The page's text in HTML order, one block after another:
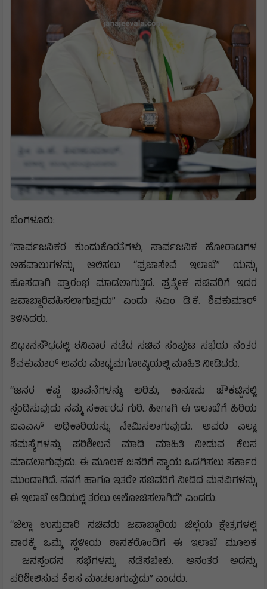
ಬೆಂಗಳೂರು:
“ಸಾರ್ವಜನಿಕರ ಕುಂದುಕೊರತೆಗಳು, ಸಾರ್ವಜನಿಕ ಹೋರಾಟಗಳ
ಅಹವಾಲುಗಳನ್ನು ಆಲಿಸಲು “ಪ್ರಜಾಸೇವೆ ಇಲಾಖೆ” ಯನ್ನು
ಹೊಸದಾಗಿ ಪ್ರಾರಂಭ ಮಾಡಲಾಗುತ್ತಿದೆ. ಪ್ರತ್ಯೇಕ ಸಚಿವರಿಗೆ ಇದರ
ಜವಾಬ್ದಾರಿವಹಿಸಲಾಗುವುದು” ಎಂದು ಸಿಎಂ ಡಿ.ಕೆ. ಶಿವಕುಮಾರ್
ತಿಳಿಸಿದರು.
ವಿಧಾನಸೌಧದಲ್ಲಿ ಶನಿವಾರ ನಡೆದ ಸಚಿವ ಸಂಪುಟ ಸಭೆಯ ನಂತರ
ಶಿವಕುಮಾರ್ ಅವರು ಮಾಧ್ಯಮಗೋಷ್ಠಿಯಲ್ಲಿ ಮಾಹಿತಿ ನೀಡಿದರು.
“ಜನರ ಕಷ್ಟ ಭಾವನೆಗಳನ್ನು ಅರಿತು, ಕಾನೂನು ಚೌಕಟ್ಟಿನಲ್ಲಿ
ಸ್ಪಂದಿಸುವುದು ನಮ್ಮ ಸರ್ಕಾರದ ಗುರಿ. ಹೀಗಾಗಿ ಈ ಇಲಾಖೆಗೆ ಹಿರಿಯ
ಐಎಎಸ್ ಅಧಿಕಾರಿಯನ್ನು ನೇಮಿಸಲಾಗುವುದು. ಅವರು ಎಲ್ಲಾ
ಸಮಸ್ಯೆಗಳನ್ನು ಪರಿಶೀಲನೆ ಮಾಡಿ ಮಾಹಿತಿ ನೀಡುವ ಕೆಲಸ
ಮಾಡಲಾಗುವುದು. ಈ ಮೂಲಕ ಜನರಿಗೆ ನ್ಯಾಯ ಒದಗಿಸಲು ಸರ್ಕಾರ
ಮುಂದಾಗಿದೆ. ನನಗೆ ಹಾಗೂ ಇತರೇ ಸಚಿವರಿಗೆ ನೀಡಿದ ಮನವಿಗಳನ್ನು
ಈ ಇಲಾಖೆ ಅಡಿಯಲ್ಲಿ ತರಲು ಆಲೋಚಿಸಲಾಗಿದೆ” ಎಂದರು.
“ಜಿಲ್ಲಾ ಉಸ್ತುವಾರಿ ಸಚಿವರು ಜವಾಬ್ದಾರಿಯ ಜಿಲ್ಲೆಯ ಕ್ಷೇತ್ರಗಳಲ್ಲಿ
ವಾರಕ್ಕೆ ಒಮ್ಮೆ ಸ್ಥಳೀಯ ಶಾಸಕರೊಂದಿಗೆ ಈ ಇಲಾಖೆ ಮೂಲಕ
ಜನಸ್ಪಂದನ ಸಭೆಗಳನ್ನು ನಡೆಸಬೇಕು. ಆನಂತರ ಅದನ್ನು
ಪರಿಶೀಲಿಸುವ ಕೆಲಸ ಮಾಡಲಾಗುವುದು” ಎಂದರು.